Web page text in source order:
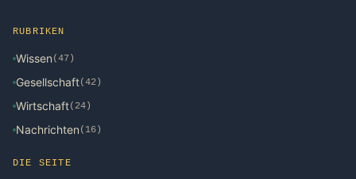
RUBRIKEN
Wissen (47)
Gesellschaft(42)
Wirtschaft(24)
Nachrichten (16)
DIE SEITE